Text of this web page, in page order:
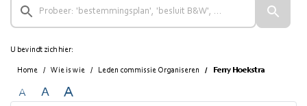
U bevindt zich hier:
Home Wie is wie Leden commissie Organiseren Ferry Hoekstra
A A A